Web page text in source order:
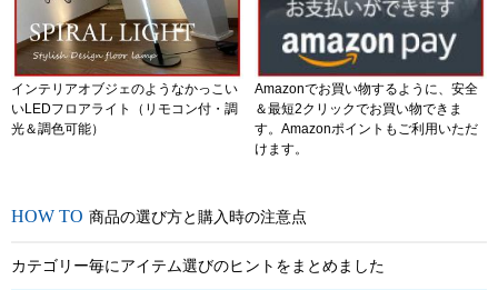
インテリアオブジェのようなかっこい
いLEDフロアライト（リモコン付・調
光＆調色可能）
Amazonでお買い物するように、安全
＆最短2クリックでお買い物できま
す。Amazonポイントもご利用いただ
けます。
商品の選び方と購入時の注意点
カテゴリー毎にアイテム選びのヒントをまとめました